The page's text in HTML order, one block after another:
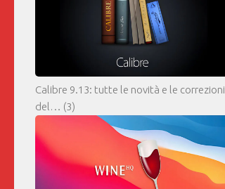
Calibre 9.13: tutte le novità e le correzioni
del… (3)